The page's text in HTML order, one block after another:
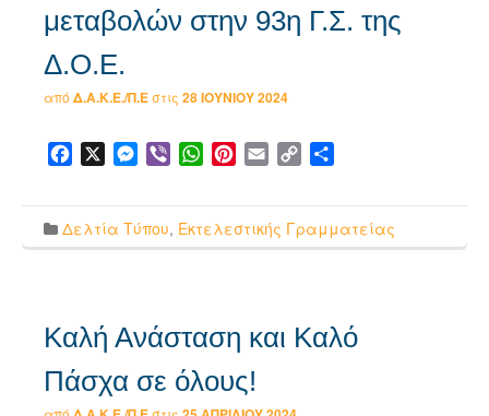
μεταβολών στην 93η Γ.Σ. της
Δ.Ο.Ε.
από Δ.Α.Κ.Ε./Π.Εστις 28 ΙΟΥΝΊΟΥ 2024
Facebook Messenger
Viber WhatsApp
Pinterest
Email Copy
Δελτία Τύπου, Εκτελεστικής Γραμματείας
Καλή Ανάσταση και Καλό
Πάσχα σε όλους!